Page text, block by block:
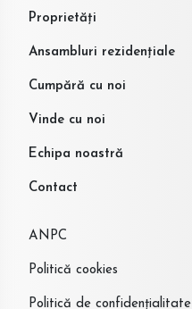
Proprietăți
Ansambluri rezidențiale
Cumpără cu noi
Vinde cu noi
Echipa noastră
Contact
ANPC
Politică cookies
Politică de confidențialitate